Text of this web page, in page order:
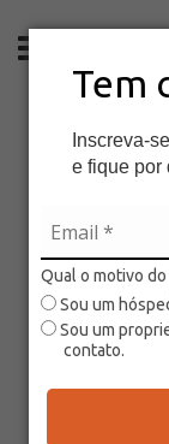
Tem
Inscreva-
e fique por
Qual o motivo
Sou um
Sou um
contato.